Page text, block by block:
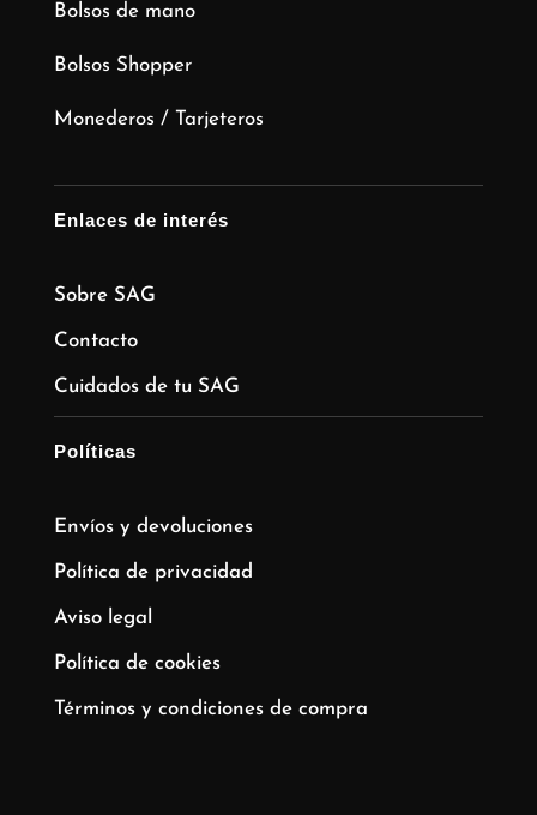
Bolsos de mano
Bolsos Shopper
Monederos / Tarjeteros
Enlaces de interés
Sobre SAG
Contacto
Cuidados de tu SAG
Políticas
Envíos y devoluciones
Política de privacidad
Aviso legal
Política de cookies
Términos y condiciones de compra